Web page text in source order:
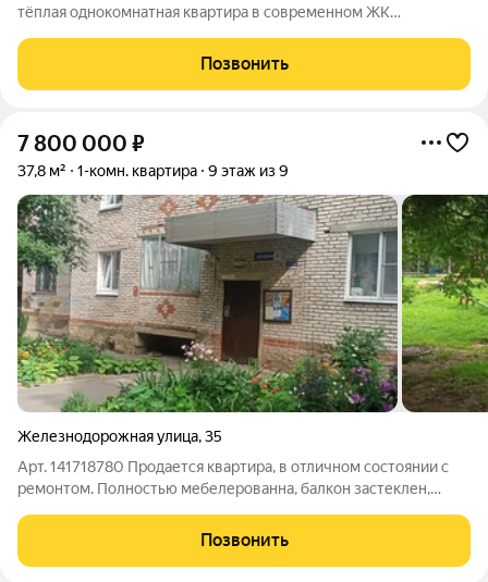
тёплая однокомнатная квартира в современном ЖК
Однокомнатная квартира площадью 37,2 кв. м расположена на
7м этаже 16этажного дома. В
Позвонить
7 800 000 ₽
37,8 м² 1-комн. квартира 9 этаж из 9
Железнодорожная улица,35
Арт. 141718780 Продается квартира, в отличном состоянии с
ремонтом. Полностью мебелерованна, балкон застеклен,
Звездочка", 10 мин пешком до вокзала рядом фитнес-центр,
бассейн, детский сад, школа,
Позвонить